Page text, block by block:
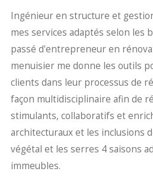
Ingénieur en structure et
mes services adaptés selon les
passé d'entrepreneur en
menuisier me donne les outils
clients dans leur processus de
façon multidisciplinaire afin de
stimulants, collaboratifs et
architecturaux et les inclusions
végétal et les serres 4 saisons
immeubles.